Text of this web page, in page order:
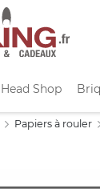
Head Shop
Papiers à rouler